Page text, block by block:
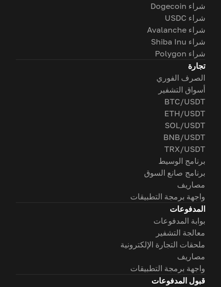
شراء Dogecoin
شراء USDC
شراء Avalanche
شراء Shiba Inu
شراء Polygon
تجارة
الصرف الفوري
أسواق التشفير
BTC/USDT
ETH/USDT
SOL/USDT
BNB/USDT
TRX/USDT
برنامج الوسيط
برنامج صانع السوق
مصاريف
واجهة برمجة التطبيقات
المدفوعات
بوابة المدفوعات
معالجة التشفير
ملحقات التجارة الإلكترونية
مصاريف
واجهة برمجة التطبيقات
قبول المدفوعات